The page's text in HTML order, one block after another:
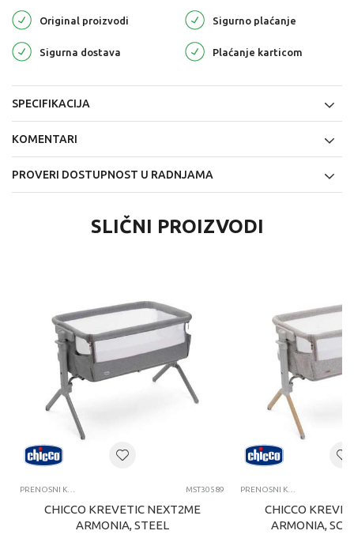
Original proizvodi Sigurno plaćanje
Sigurna dostava Plaćanje karticom
SPECIFIKACIJA
KOMENTARI
PROVERI DOSTUPNOST U RADNJAMA
SLIČNI PROIZVODI
MST30589
CHICCO KREVETIC NEXT2ME
ARMONIA, STEEL
CHICCO
ARMONIA,